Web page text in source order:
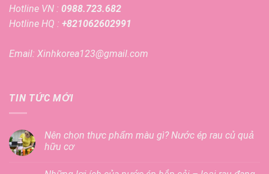
Hotline VN : 0988.723.682
Hotline HQ : +821062602991
Email: Xinhkorea123@gmail.com
TIN TỨC MỚI
Nên chọn thực phẩm màu gì? Nước ép rau củ quả
hữu cơ